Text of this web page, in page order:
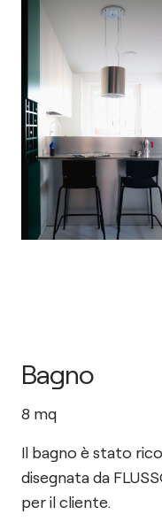
Bagno
8 mq
Il bagno è stato
disegnata da
per il cliente.